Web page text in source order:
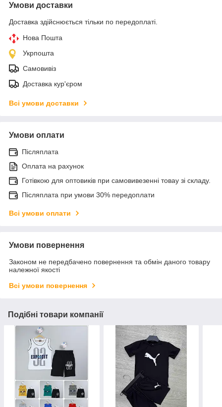
Умови доставки
Доставка здійснюється тільки по передоплаті.
Нова Пошта
Укрпошта
Самовивіз
Доставка кур'єром
Всі умови доставки
Умови оплати
Післяплата
Оплата на рахунок
Готівкою для оптовиків при самовивезенні товау зі складу.
Післяплата при умови 30% передоплати
Всі умови оплати
Умови повернення
Законом не передбачено повернення та обмін даного товару
належної якості
Всі умови повернення
Подібні товари компанії